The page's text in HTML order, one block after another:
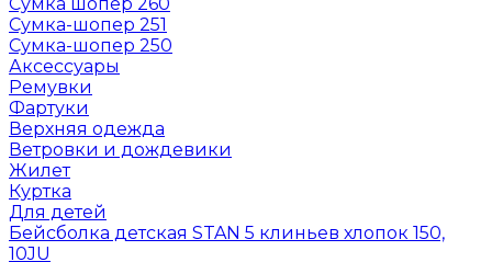
Сумка-шопер 251
Сумка-шопер 250
Аксессуары
Ремувки
Фартуки
Верхняя одежда
Ветровки и дождевики
Жилет
Куртка
Для детей
Бейсболка детская STAN 5 клиньев хлопок 150,
10JU